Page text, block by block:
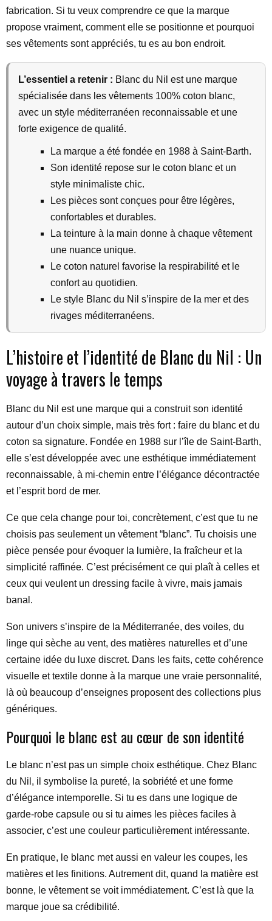
fabrication. Si tu veux comprendre ce que la marque
propose vraiment, comment elle se positionne et pourquoi
ses vêtements sont appréciés, tu es au bon endroit.
L’essentiel a retenir : Blanc du Nil est une marque
spécialisée dans les vêtements 100% coton blanc,
avec un style méditerranéen reconnaissable et une
forte exigence de qualité.
La marque a été fondée en 1988 à Saint-Barth.
Son identité repose sur le coton blanc et un
style minimaliste chic.
Les pièces sont conçues pour être légères,
confortables et durables.
La teinture à la main donne à chaque vêtement
une nuance unique.
Le coton naturel favorise la respirabilité et le
confort au quotidien.
Le style Blanc du Nil s’inspire de la mer et des
rivages méditerranéens.
L’histoire et l’identité de Blanc du Nil : Un
voyage à travers le temps
Blanc du Nil est une marque qui a construit son identité
autour d’un choix simple, mais très fort : faire du blanc et du
coton sa signature. Fondée en 1988 sur l’île de Saint-Barth,
elle s’est développée avec une esthétique immédiatement
reconnaissable, à mi-chemin entre l’élégance décontractée
et l’esprit bord de mer.
Ce que cela change pour toi, concrètement, c’est que tu ne
choisis pas seulement un vêtement “blanc”. Tu choisis une
pièce pensée pour évoquer la lumière, la fraîcheur et la
simplicité raffinée. C’est précisément ce qui plaît à celles et
ceux qui veulent un dressing facile à vivre, mais jamais
banal.
Son univers s’inspire de la Méditerranée, des voiles, du
linge qui sèche au vent, des matières naturelles et d’une
certaine idée du luxe discret. Dans les faits, cette cohérence
visuelle et textile donne à la marque une vraie personnalité,
là où beaucoup d’enseignes proposent des collections plus
génériques.
Pourquoi le blanc est au cœur de son identité
Le blanc n’est pas un simple choix esthétique. Chez Blanc
du Nil, il symbolise la pureté, la sobriété et une forme
d’élégance intemporelle. Si tu es dans une logique de
garde-robe capsule ou si tu aimes les pièces faciles à
associer, c’est une couleur particulièrement intéressante.
En pratique, le blanc met aussi en valeur les coupes, les
matières et les finitions. Autrement dit, quand la matière est
bonne, le vêtement se voit immédiatement. C’est là que la
marque joue sa crédibilité.